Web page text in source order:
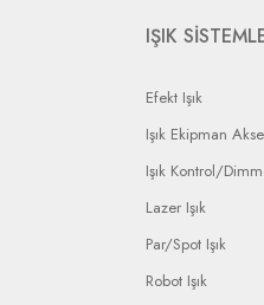
IŞIK
Efekt Işık
Işık Ekipman
Işık Kontrol/
Lazer Işık
Par/Spot Işık
Robot Işık